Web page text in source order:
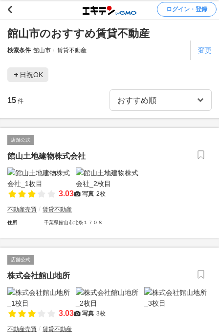
ログイン・登録
館山市のおすすめ賃貸不動産
検索条件 館山市 賃貸不動産 変更
日祝OK
15 件
店舗公式
館山土地建物株式会社
3.03 写真 2枚
不動産売買 賃貸不動産
住所 千葉県館山市北条１７０８
店舗公式
株式会社館山地所
3.03 写真 3枚
不動産売買 賃貸不動産